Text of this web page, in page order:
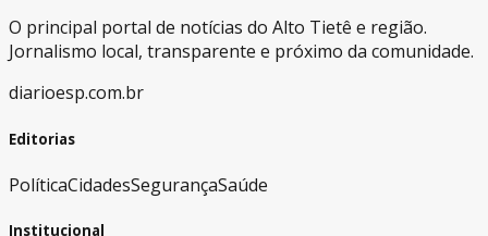
O principal portal de notícias do Alto Tietê e região.
Jornalismo local, transparente e próximo da comunidade.
diarioesp.com.br
Editorias
PolíticaCidadesSegurançaSaúde
Institucional